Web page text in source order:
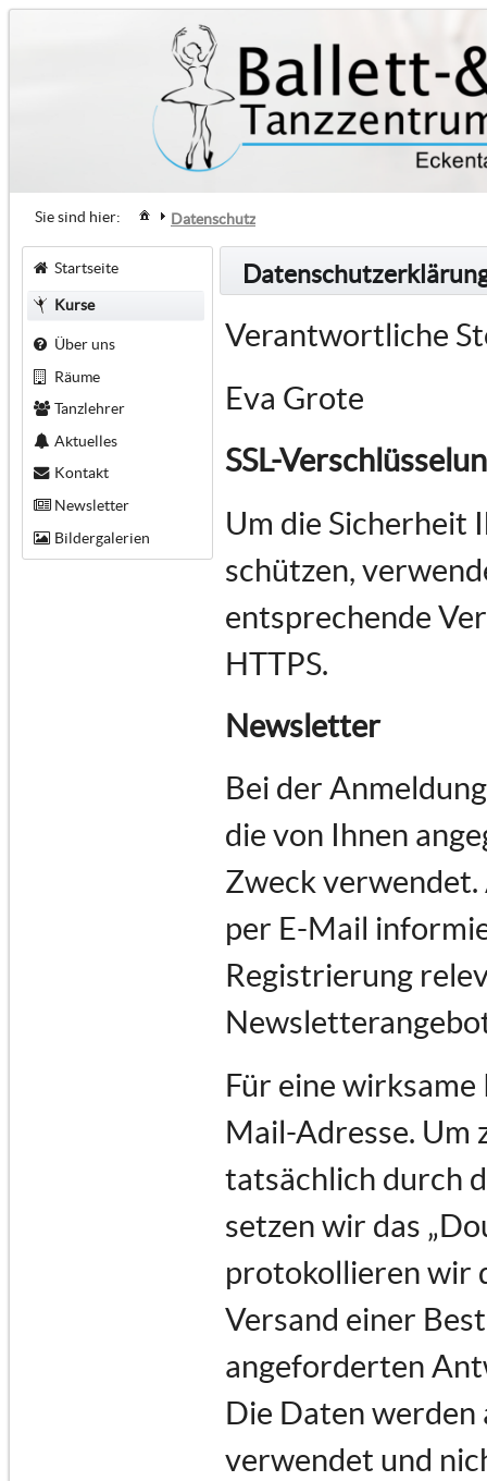
Sie sind hier: Datenschutz
Startseite
Kurse
Über uns
Räume
Tanzlehrer
Aktuelles
Kontakt
Newsletter
Bildergalerien
Verantwortliche
Eva Grote
SSL-
Um die Sicherheit
schützen,
entsprechende
HTTPS.
Newsletter
Bei der
die von Ihnen
Zweck
per E-Mail
Registrierung
Für eine
Mail-Adresse. Um
tatsächlich durch
setzen wir das
protokollieren wir
Versand einer
angeforderten
Die Daten
verwendet und